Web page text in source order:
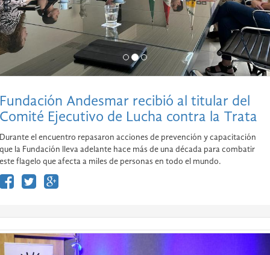
Fundación Andesmar recibió al titular del
Comité Ejecutivo de Lucha contra la Trata
Durante el encuentro repasaron acciones de prevención y capacitación
que la Fundación lleva adelante hace más de una década para combatir
este flagelo que afecta a miles de personas en todo el mundo.